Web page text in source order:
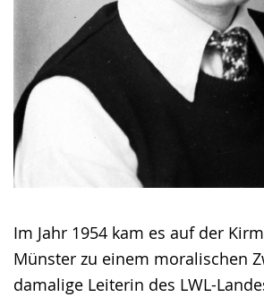
Im Jahr 1954 kam es auf der
Münster zu einem moralischen
damalige Leiterin des LWL-